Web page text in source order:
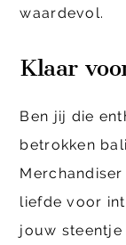
waardevol.
Klaar
Ben jij die
betrokken
liefde voor
jouw steentje